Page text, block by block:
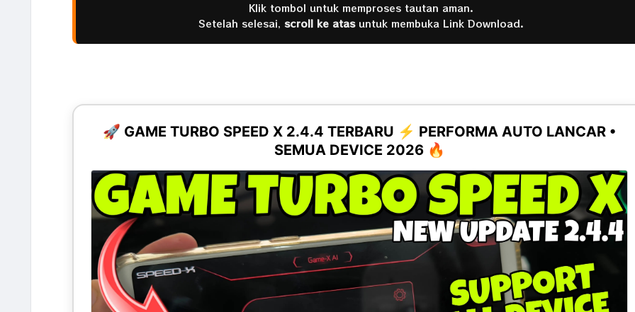
Klik tombol untuk memproses tautan aman.
Setelah selesai, scroll ke atasuntuk membuka Link Download.
🚀 GAME TURBO SPEED X 2.4.4 TERBARU ⚡ PERFORMA AUTO LANCAR •
SEMUA DEVICE 2026 🔥